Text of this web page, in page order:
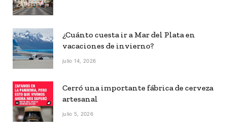
¿Cuánto cuesta ir a Mar del Plata en
vacaciones de invierno?
julio 14, 2026
Cerró una importante fábrica de cerveza
artesanal
julio 5, 2026